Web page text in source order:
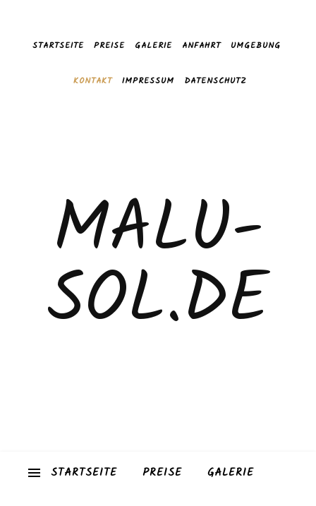
STARTSEITE PREISE GALERIE ANFAHRT UMGEBUNG
KONTAKT IMPRESSUM DATENSCHUTZ
MALU-
SOL.DE
STARTSEITE PREISE GALERIE